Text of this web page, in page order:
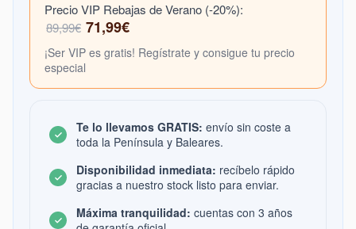
Precio VIP Rebajas de Verano (-20%):
89,99€ 71,99€
¡Ser VIP es gratis! Regístrate y consigue tu precio
especial
Te lo llevamos GRATIS: envío sin coste a
toda la Península y Baleares.
Disponibilidad inmediata: recíbelo rápido
gracias a nuestro stock listo para enviar.
Máxima tranquilidad: cuentas con 3 años